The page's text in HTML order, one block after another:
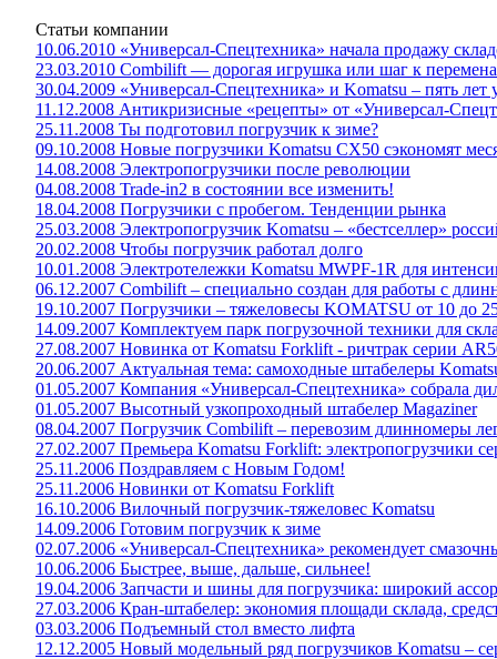
Статьи компании
10.06.2010 «Универсал-Спецтехника» начала продажу
23.03.2010 Combilift — дорогая игрушка или шаг к
30.04.2009 «Универсал-Спецтехника» и Komatsu – пять
11.12.2008 Антикризисные «рецепты» от «Универсал-
25.11.2008 Ты подготовил погрузчик к зиме?
09.10.2008 Новые погрузчики Komatsu CX50 сэкономят
14.08.2008 Электропогрузчики после революции
04.08.2008 Trade-in2 в состоянии все изменить!
18.04.2008 Погрузчики с пробегом. Тенденции рынка
25.03.2008 Электропогрузчик Komatsu – «бестселлер»
20.02.2008 Чтобы погрузчик работал долго
10.01.2008 Электротележки Komatsu MWPF-1R для
06.12.2007 Combilift – специально создан для работы с
19.10.2007 Погрузчики – тяжеловесы KOMATSU от 10 до
14.09.2007 Комплектуем парк погрузочной техники для
27.08.2007 Новинка от Komatsu Forklift - ричтрак серии
20.06.2007 Актуальная тема: самоходные штабелеры
01.05.2007 Компания «Универсал-Спецтехника» собрала
01.05.2007 Высотный узкопроходный штабелер Magaziner
08.04.2007 Погрузчик Combilift – перевозим длинномеры
27.02.2007 Премьера Komatsu Forklift: электропогрузчики
25.11.2006 Поздравляем с Новым Годом!
25.11.2006 Новинки от Komatsu Forklift
16.10.2006 Вилочный погрузчик-тяжеловес Komatsu
14.09.2006 Готовим погрузчик к зиме
02.07.2006 «Универсал-Спецтехника» рекомендует
10.06.2006 Быстрее, выше, дальше, сильнее!
19.04.2006 Запчасти и шины для погрузчика: широкий
27.03.2006 Кран-штабелер: экономия площади склада,
03.03.2006 Подъемный стол вместо лифта
12.12.2005 Новый модельный ряд погрузчиков Komatsu –